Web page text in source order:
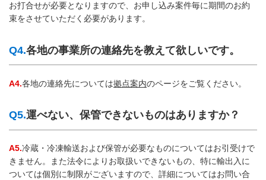
お打合せが必要となりますので、お申し込み案件毎に期間のお約
束をさせていただく必要があります。
Q4.各地の事業所の連絡先を教えて欲しいです。
A4.各地の連絡先については拠点案内のページをご覧ください。
Q5.運べない、保管できないものはありますか？
A5.冷蔵・冷凍輸送および保管が必要なものについてはお引受けで
きません。また法令によりお取扱いできないもの、特に輸出入に
ついては個別に制限がございますので、詳細についてはお問い合